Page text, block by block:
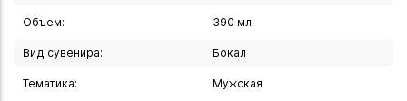
при транспортировке).
- Производство: Россия.
Почему этот бокал — отличный выбор?
Объем: 390 мл
Вид сувенира: Бокал
Тематика: Мужская